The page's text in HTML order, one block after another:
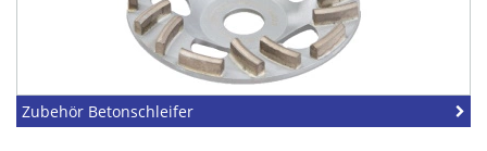
Zubehör Betonschleifer